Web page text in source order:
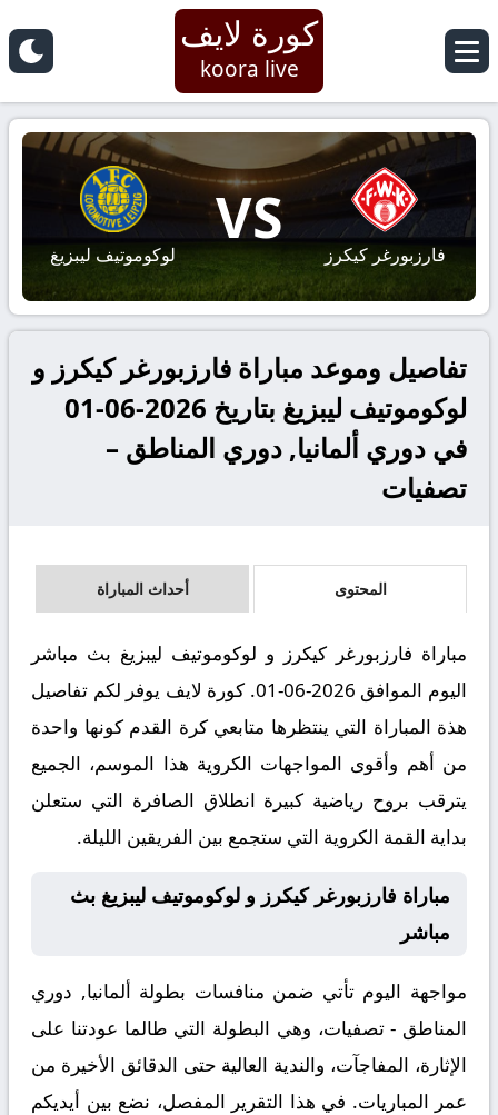
كورة لايف
koora live
فارزبورغر كيكرز
VS
لوكوموتيف ليبزيغ
تفاصيل وموعد مباراة فارزبورغر كيكرز و
لوكوموتيف ليبزيغ بتاريخ 2026-06-01
في دوري ألمانيا, دوري المناطق –
تصفيات
المحتوى أحداث المباراة
مباراة فارزبورغر كيكرز و لوكوموتيف ليبزيغ بث مباشر
اليوم الموافق 2026-06-01. كورة لايف يوفر لكم تفاصيل
هذة المباراة التي ينتظرها متابعي كرة القدم كونها واحدة
من أهم وأقوى المواجهات الكروية هذا الموسم، الجميع
يترقب بروح رياضية كبيرة انطلاق الصافرة التي ستعلن
بداية القمة الكروية التي ستجمع بين الفريقين الليلة.
مباراة فارزبورغر كيكرز و لوكوموتيف ليبزيغ بث
مباشر
مواجهة اليوم تأتي ضمن منافسات بطولة ألمانيا, دوري
المناطق - تصفيات، وهي البطولة التي طالما عودتنا على
الإثارة، المفاجآت، والندية العالية حتى الدقائق الأخيرة من
عمر المباريات. في هذا التقرير المفصل، نضع بين أيديكم